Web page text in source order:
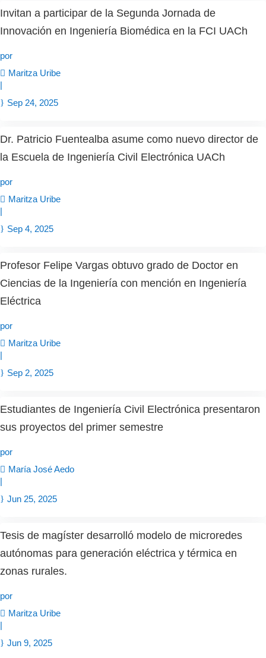
Invitan a participar de la Segunda Jornada de
Innovación en Ingeniería Biomédica en la FCI UACh
por
Maritza Uribe
|
Sep 24, 2025
Dr. Patricio Fuentealba asume como nuevo director de
la Escuela de Ingeniería Civil Electrónica UACh
por
Maritza Uribe
|
Sep 4, 2025
Profesor Felipe Vargas obtuvo grado de Doctor en
Ciencias de la Ingeniería con mención en Ingeniería
Eléctrica
por
Maritza Uribe
|
Sep 2, 2025
Estudiantes de Ingeniería Civil Electrónica presentaron
sus proyectos del primer semestre
por
María José Aedo
|
Jun 25, 2025
Tesis de magíster desarrolló modelo de microredes
autónomas para generación eléctrica y térmica en
zonas rurales.
por
Maritza Uribe
|
Jun 9, 2025